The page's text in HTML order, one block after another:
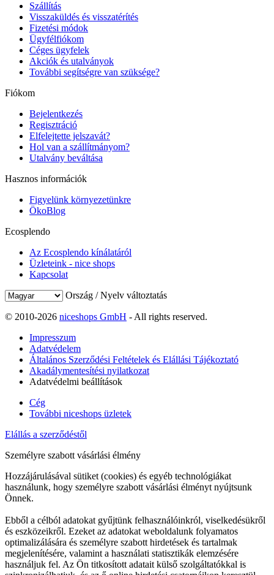
Szállítás
Visszaküldés és visszatérítés
Fizetési módok
Ügyfélfiókom
Céges ügyfelek
Akciók és utalványok
További segítségre van szüksége?
Fiókom
Bejelentkezés
Regisztráció
Elfelejtette jelszavát?
Hol van a szállítmányom?
Utalvány beváltása
Hasznos információk
Figyelünk környezetünkre
ÖkoBlog
Ecosplendo
Az Ecosplendo kínálatáról
Üzleteink - nice shops
Kapcsolat
Ország / Nyelv változtatás
© 2010-2026 niceshops GmbH - All rights reserved.
Impresszum
Adatvédelem
Általános Szerződési Feltételek és Elállási Tájékoztató
Akadálymentesítési nyilatkozat
Adatvédelmi beállítások
Cég
További niceshops üzletek
Elállás a szerződéstől
Személyre szabott vásárlási élmény
Hozzájárulásával sütiket (cookies) és egyéb technológiákat
használunk, hogy személyre szabott vásárlási élményt nyújtsunk
Önnek.
Ebből a célból adatokat gyűjtünk felhasználóinkról, viselkedésükről
és eszközeikről. Ezeket az adatokat weboldalunk folyamatos
optimalizálására és személyre szabott hirdetések és tartalmak
megjelenítésére, valamint a használati statisztikák elemzésére
használjuk fel. Az Ön titkosított adatait külső szolgáltatókkal is